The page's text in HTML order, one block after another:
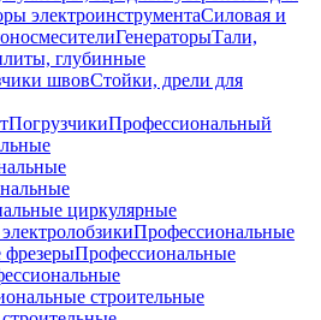
электроинструментаСиловая и
ГенераторыТали,
глубинные
швовСтойки, дрели для
ПогрузчикиПрофессиональный
циркулярные
Профессиональные
фрезерыПрофессиональные
строительные